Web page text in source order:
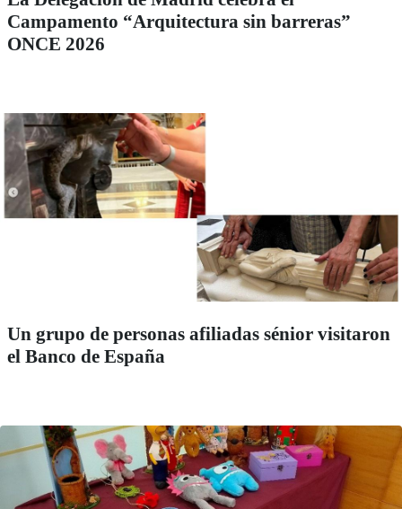
Campamento “Arquitectura sin barreras”
ONCE 2026
Un grupo de personas afiliadas sénior visitaron
el Banco de España